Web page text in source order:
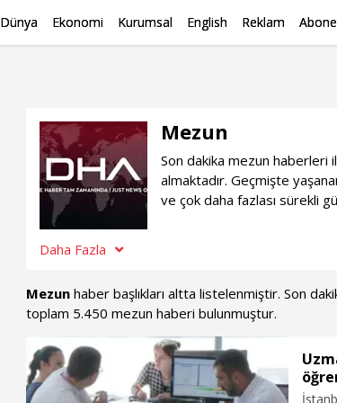
Dünya Ekonomi Kurumsal English Reklam
Mezun
Son dakika mezun
almaktadır. Geçmişte
ve çok daha fazlası sürekli
Daha Fazla
Mezun haber başlıkları altta listelenmiştir. Son
toplam 5.450 mezun haberi bulunmuştur.